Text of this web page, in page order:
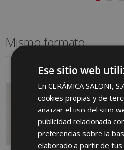
Mismo formato
Ese sitio web
En CERÁMICA SALONI,
cookies propias y de
analizar el uso del sitio
publicidad relacionada
preferencias sobre la
elaborado a partir de tus